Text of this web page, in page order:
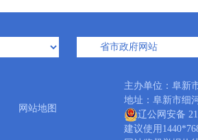
网站地图
主办单位：阜
地址：阜新市
辽公网安备
建议使用